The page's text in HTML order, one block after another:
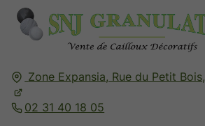
Zone Expansia, Rue du Petit Bois,
02 31 40 18 05